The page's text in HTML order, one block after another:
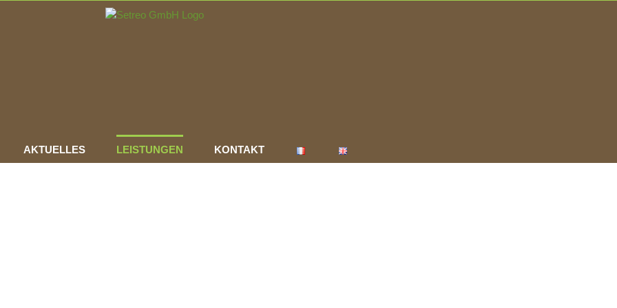
AKTUELLES LEISTUNGEN KONTAKT